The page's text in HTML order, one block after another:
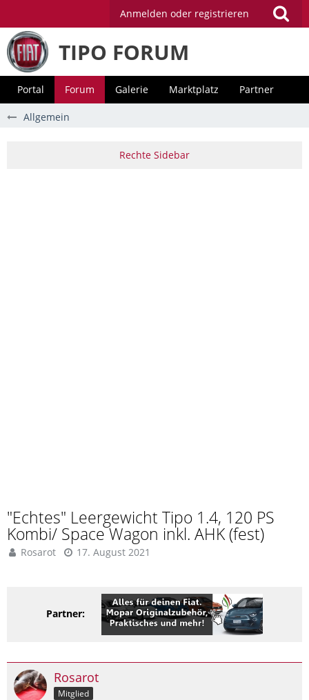
Anmelden oder registrieren
TIPO FORUM
Portal Forum Galerie Marktplatz Partner
Allgemein
"Echtes" Leergewicht Tipo 1.4, 120 PS
Kombi/ Space Wagon inkl. AHK (fest)
Rosarot 17. August 2021
Partner:
Rosarot
Mitglied